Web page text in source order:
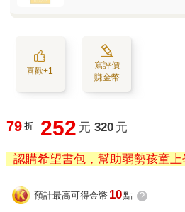
喜歡+1
寫評價
賺金幣
79 折 252 元 320 元
認購希望書包，幫助弱勢孩童上
預計最高可得金幣 10點 ?